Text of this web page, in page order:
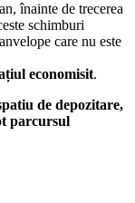
înainte de trecerea
schimburi
care nu este
economisit.
de depozitare,
parcursul